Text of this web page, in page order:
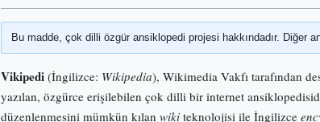
Bu madde, çok dilli özgür ansiklopedi projesi hakkındadır. Diğer
Vikipedi (İngilizce: Wikipedia), Wikimedia Vakfı tarafından
yazılan, özgürce erişilebilen çok dilli bir internet
düzenlenmesini mümkün kılan wiki teknolojisi ile İngilizce